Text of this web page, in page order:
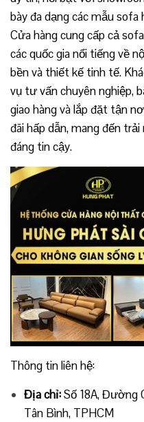
bày đa dạng các mẫu sofa
Cửa hàng cung cấp cả
các quốc gia nổi tiếng về
bền và thiết kế tinh tế.
vụ tư vấn chuyên nghiệp,
giao hàng và lắp đặt tận
đãi hấp dẫn, mang đến
đáng tin cậy.
Thông tin liên hệ:
Địa chỉ:Số 18A, Đường
Tân Bình, TPHCM